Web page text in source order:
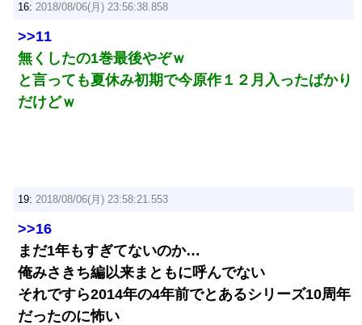
16: 2018/08/06(月) 23:56:38.858
>>11
無くしたの1巻最後やぞｗ
と言っても夏休み初期で今原作１２月入ったばかり
だけどｗ
19: 2018/08/06(月) 23:58:21.553
>>16
まだ1年もすぎてないのか…
俺みさきち編以来まともに呼んでない
それですら2014年の4年前でとあるシリーズ10周年
だったのに怖い